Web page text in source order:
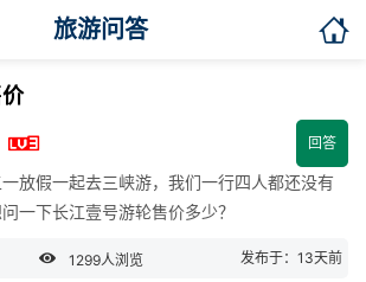
旅游问答 
 回答
放假一起去三峡游，我们一行四人都还没有
一下长江壹号游轮售价多少？
 1299人浏览 发布于：13天前